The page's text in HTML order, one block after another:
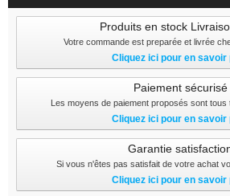
Produits en stock
Votre commande est preparée et livrée
Cliquez ici pour en savoir
Paiement sécurisé
Les moyens de paiement proposés sont tous
Cliquez ici pour en savoir
Garantie
Si vous n'êtes pas satisfait de votre achat
Cliquez ici pour en savoir